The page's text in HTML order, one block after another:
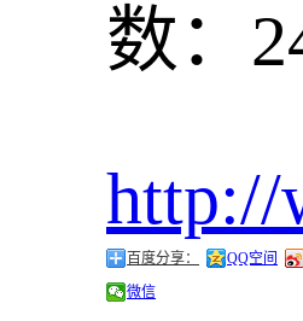
数：
http://
百度分享： QQ空间
微信